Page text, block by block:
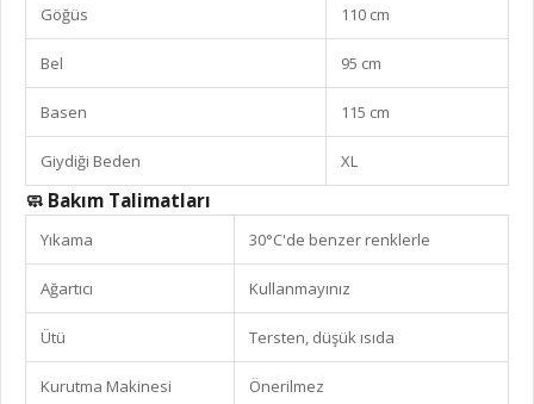
Göğüs 110 cm
Bel 95 cm
Basen 115 cm
Giydiği Beden XL
🧼 Bakım Talimatları
Yıkama 30°C'de benzer renklerle
Ağartıcı Kullanmayınız
Ütü Tersten, düşük ısıda
Kurutma Makinesi Önerilmez